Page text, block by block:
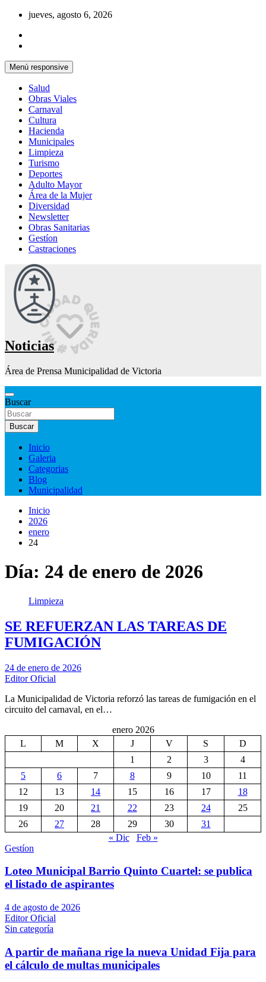
Saltar
contenido
jueves, agosto 6, 2026
Menú responsive
Salud
Obras Viales
Carnaval
Cultura
Hacienda
Municipales
Limpieza
Turismo
Deportes
Adulto Mayor
Área de la Mujer
Diversidad
Newsletter
Obras Sanitarias
Gestíon
Castraciones
Noticias
Área de Prensa Municipalidad de Victoria
Buscar
Buscar
Inicio
Galeria
Categorias
Blog
Municipalidad
Inicio
2026
enero
24
Día: 24 de enero de 2026
Limpieza
SE REFUERZAN LAS TAREAS DE
FUMIGACIÓN
24 de enero de 2026
Editor Oficial
La Municipalidad de Victoria reforzó las tareas de fumigación en el
circuito del carnaval, en el…
enero 2026
L
M X J V S
D
1
2 3
4
5
6 7 8 9 10
11
12
13 14 15 16 17
18
19
20 21 22 23 24
25
26
27 28 29 30
31
« Dic
Feb »
Gestíon
Loteo Municipal Barrio Quinto Cuartel: se publica
el listado de aspirantes
4 de agosto de 2026
Editor Oficial
Sin categoría
A partir de mañana rige la nueva Unidad Fija para
el cálculo de multas municipales